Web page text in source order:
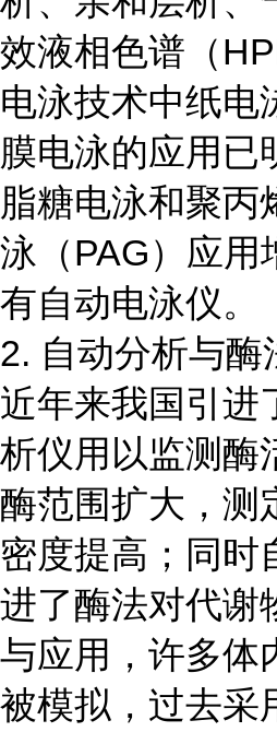
效液相色谱（
电泳技术中纸电
膜电泳的应用已
脂糖电泳和聚丙
泳（PAG）应用
有自动电泳仪。
2. 自动分析与酶
近年来我国引进
析仪用以监测酶
酶范围扩大，测
密度提高；同时
进了酶法对代谢
与应用，许多体
被模拟，过去采